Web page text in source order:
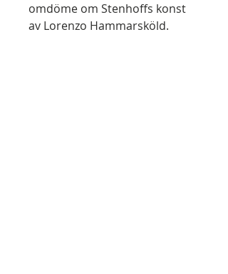
omdöme om Stenhoffs konst
av Lorenzo Hammarsköld.